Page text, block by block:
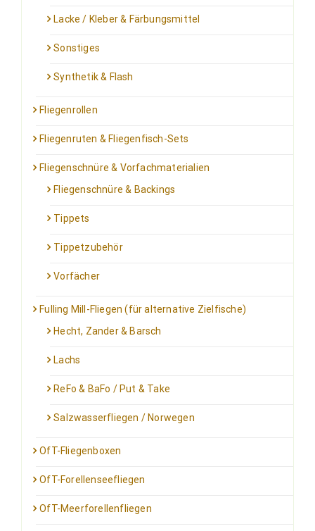
Lacke / Kleber & Färbungsmittel
Sonstiges
Synthetik & Flash
Fliegenrollen
Fliegenruten & Fliegenfisch-Sets
Fliegenschnüre & Vorfachmaterialien
Fliegenschnüre & Backings
Tippets
Tippetzubehör
Vorfächer
Fulling Mill-Fliegen (für alternative Zielfische)
Hecht, Zander & Barsch
Lachs
ReFo & BaFo / Put & Take
Salzwasserfliegen / Norwegen
OfT-Fliegenboxen
OfT-Forellenseefliegen
OfT-Meerforellenfliegen